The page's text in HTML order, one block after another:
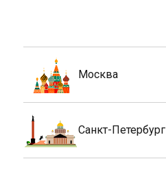
Москва
Санкт-Петербург